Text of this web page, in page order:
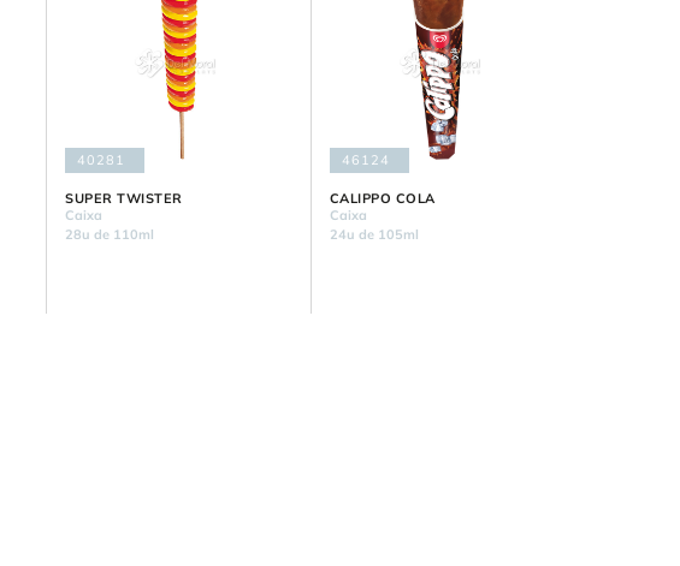
40281
SUPER TWISTER
Caixa
28u de 110ml
46124
CALIPPO COLA
Caixa
24u de 105ml